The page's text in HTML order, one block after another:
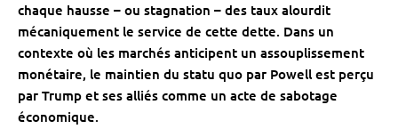
chaque hausse – ou stagnation – des taux alourdit
mécaniquement le service de cette dette. Dans un
contexte où les marchés anticipent un assouplissement
monétaire, le maintien du statu quo par Powell est perçu
par Trump et ses alliés comme un acte de sabotage
économique.